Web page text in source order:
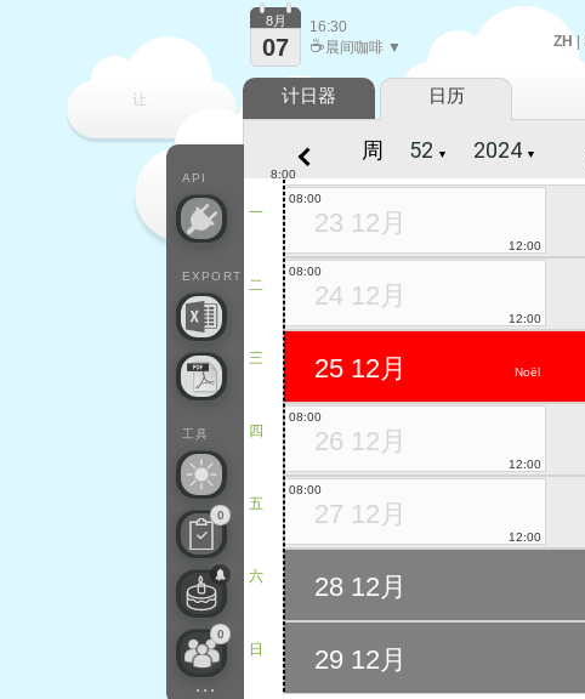
让
每一天
ZH |
API
EXPORT
工具
0
0
...
8月
07
16:30
☕晨间咖啡 ▼
计日器 日历
周 ▼ ▼
一
二
三
四
五
六
日
8:00
23 12月
08:00
12:00
24 12月
08:00
12:00
Noël
25 12月
26 12月
08:00
12:00
27 12月
08:00
12:00
28 12月
29 12月